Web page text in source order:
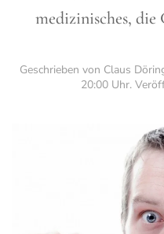
medizinisches,
Geschrieben von Claus
20:00 Uhr.